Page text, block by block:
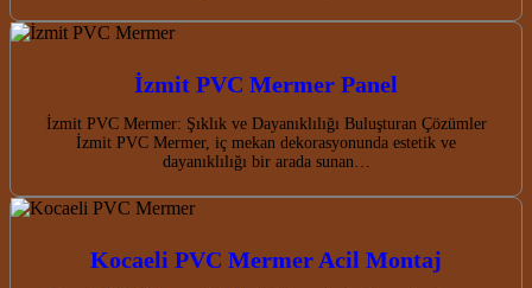
İzmit PVC Mermer Panel
İzmit PVC Mermer: Şıklık ve Dayanıklılığı Buluşturan Çözümler
İzmit PVC Mermer, iç mekan dekorasyonunda estetik ve
dayanıklılığı bir arada sunan…
Kocaeli PVC Mermer Acil Montaj